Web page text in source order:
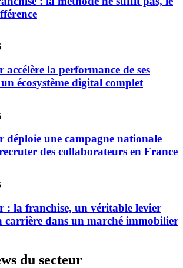
la performance de ses
écosystème digital complet
une campagne nationale
des collaborateurs en France
: la franchise, un véritable levier
carrière dans un marché immobilier
du secteur